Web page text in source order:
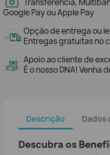
Transferência,
Google Pay ou Apple Pay
Opção de entrega ou
Entregas gratuitas no
Apoio ao cliente de
É o nosso DNA! Venha
Descrição
Descubra os